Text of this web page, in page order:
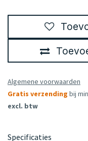
Algemene voorwaarden
Gratis verzending bij
excl. btw
Specificaties